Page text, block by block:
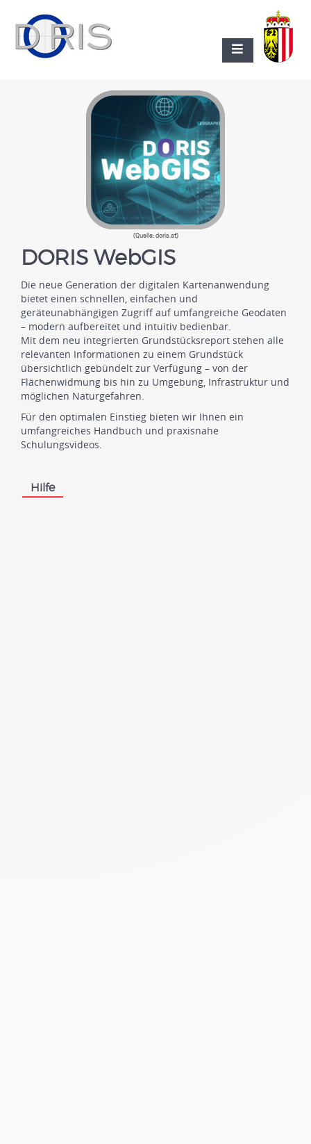
(Quelle: doris.at)
DORIS WebGIS
Die neue Generation der digitalen Kartenanwendung
bietet einen schnellen, einfachen und
geräteunabhängigen Zugriff auf umfangreiche Geodaten
– modern aufbereitet und intuitiv bedienbar.
Mit dem neu integrierten Grundstücksreport stehen alle
relevanten Informationen zu einem Grundstück
übersichtlich gebündelt zur Verfügung – von der
Flächenwidmung bis hin zu Umgebung, Infrastruktur und
möglichen Naturgefahren.
Für den optimalen Einstieg bieten wir Ihnen ein
umfangreiches Handbuch und praxisnahe
Schulungsvideos.
Hilfe